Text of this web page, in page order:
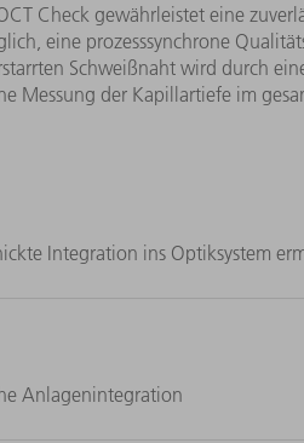
Check gewährleistet eine
eine prozesssynchrone
Schweißnaht wird durch
Messung der Kapillartiefe im
Integration ins Optiksystem
Anlagenintegration